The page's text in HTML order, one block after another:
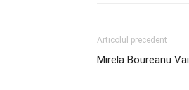
Articolul precedent
Mirela Boureanu